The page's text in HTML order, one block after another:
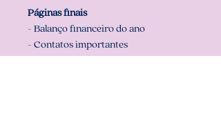
Páginas finais
- Balanço financeiro do ano
- Contatos importantes